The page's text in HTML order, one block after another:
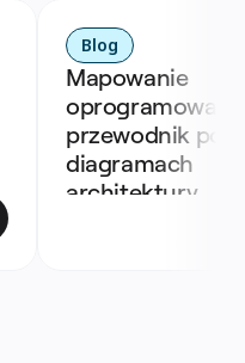
Blog
Mapowanie
przewodnik po
diagramach
architektury